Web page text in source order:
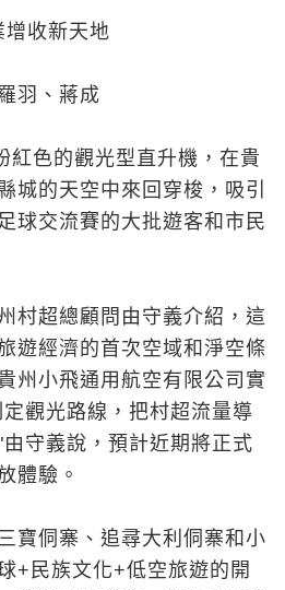
收新天地
羽、蔣成
紅色的觀光型直升機，在貴
城的天空中來回穿梭，吸引
球交流賽的大批遊客和市民
村超總顧問由守義介紹，這
遊經濟的首次空域和淨空條
州小飛通用航空有限公司實
觀光路線，把村超流量導
守義說，預計近期將正式
體驗。
寶侗寨、追尋大利侗寨和小
民族文化+低空旅遊的開